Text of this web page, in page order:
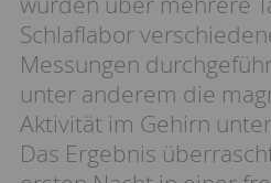
Schlaflabor
Messungen
unter anderem die
Aktivität im Gehirn
Das Ergebnis